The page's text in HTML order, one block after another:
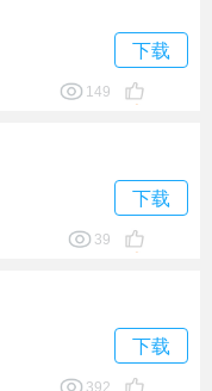
下载
149
下载
39
下载